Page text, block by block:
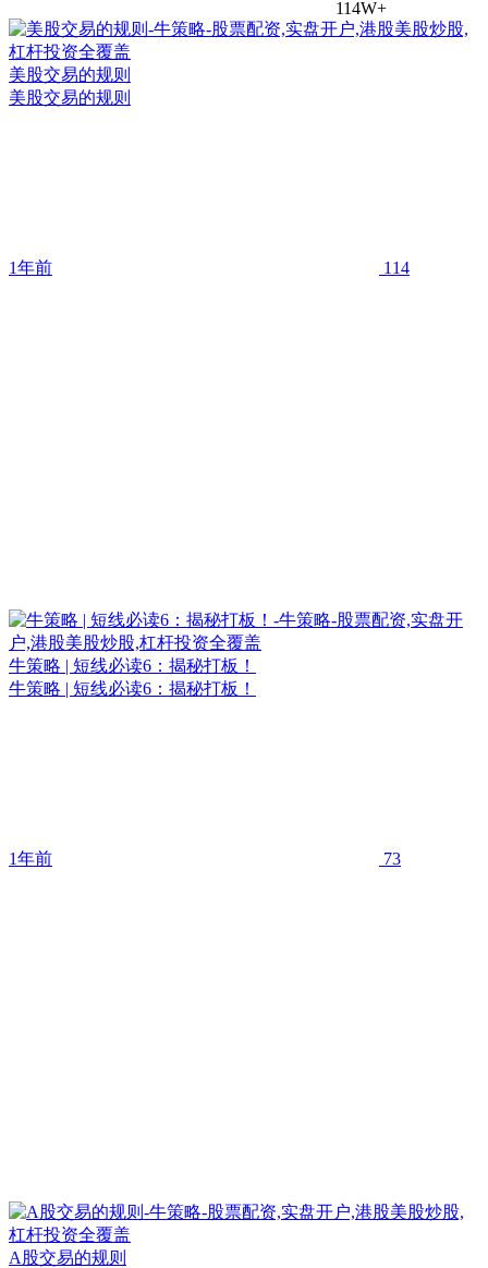
114W+
美股交易的规则
美股交易的规则
1年前 114
牛策略 | 短线必读6：揭秘打板！
牛策略 | 短线必读6：揭秘打板！
1年前 73
A股交易的规则